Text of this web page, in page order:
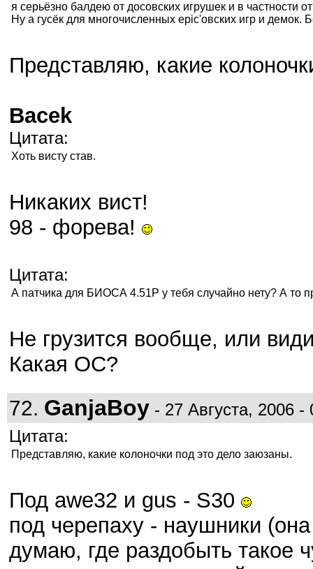
я серьёзно балдею от досовских игрушек и в частности
Ну а гусёк для многочисленных epic'овских игр и демок.
Представляю, какие
Bacek
Цитата:
Хоть висту став.
Никаких вист!
98 - форева!
Цитата:
А патчика для БИОСА 4.51P у тебя случайно нету? А то
Не грузится вообще, или
Какая ОС?
72. GanjaBoy - 27 Августа, 2006 -
Цитата:
Представляю, какие колоночки под это дело заюзаны.
Под awe32 и gus - S30
под черепаху - наушники
думаю, где раздобыть такое